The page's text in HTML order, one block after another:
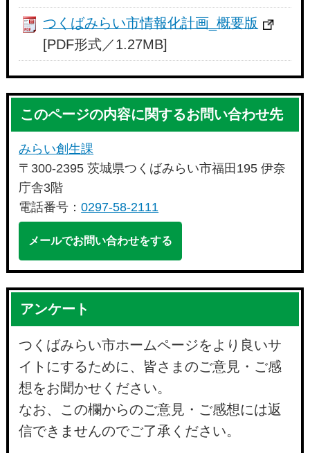
つくばみらい市情報化計画_概要版
[PDF形式／1.27MB]
このページの内容に関するお問い合わせ先
みらい創生課
〒300-2395 茨城県つくばみらい市福田195 伊奈
庁舎3階
電話番号：0297-58-2111
メールでお問い合わせをする
アンケート
つくばみらい市ホームページをより良いサ
イトにするために、皆さまのご意見・ご感
想をお聞かせください。
なお、この欄からのご意見・ご感想には返
信できませんのでご了承ください。